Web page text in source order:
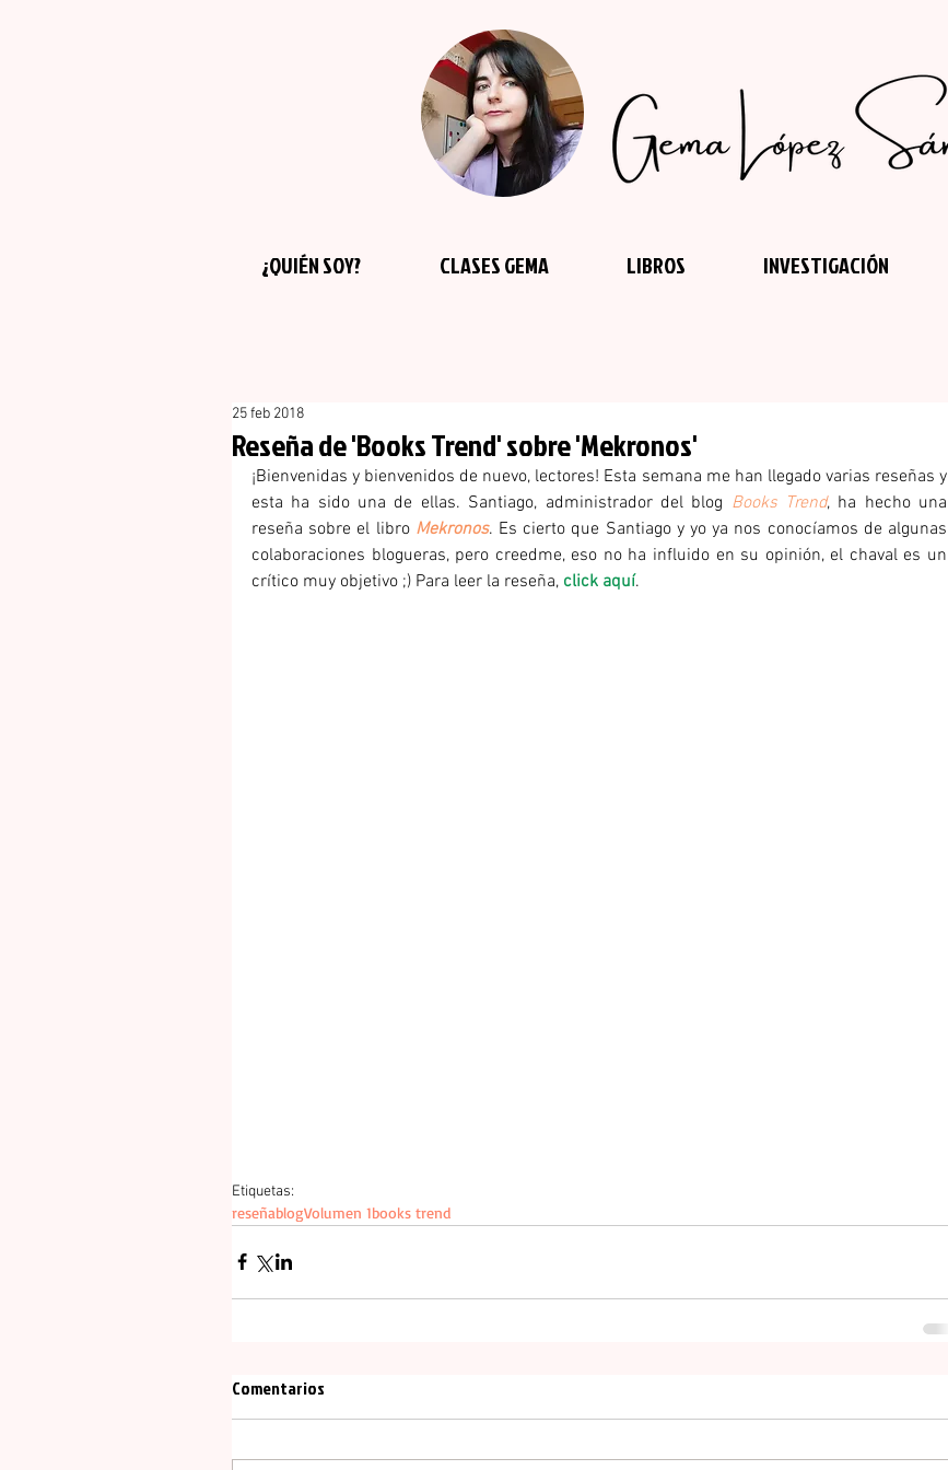
¿QUIÉN SOY? CLASES GEMA LIBROS INVESTIGACIÓN
Reseña de 'Books Trend' sobre 'Mekronos'
25 feb 2018
¡Bienvenidas y bienvenidos de nuevo, lectores! Esta semana me han llegado varias reseñas y
esta ha sido una de ellas. Santiago, administrador del blog Books Trend, ha hecho una
reseña sobre el libro Mekronos. Es cierto que Santiago y yo ya nos conocíamos de algunas
colaboraciones blogueras, pero creedme, eso no ha influido en su opinión, el chaval es un
crítico muy objetivo ;) Para leer la reseña, click aquí.
Etiquetas:
reseñablogVolumen 1books trend
Comentarios